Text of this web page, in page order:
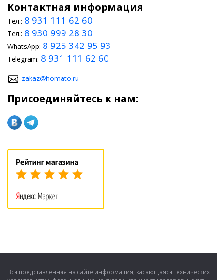
Контактная информация
Тел.: 8 931 111 62 60
Тел.: 8 930 999 28 30
WhatsApp: 8 925 342 95 93
Telegram: 8 931 111 62 60
zakaz@homato.ru
Присоединяйтесь к нам:
Вся представленная на сайте информация, касающаяся технических